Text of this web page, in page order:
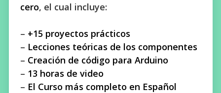
cero, el cual incluye:
– +15 proyectos prácticos
– Lecciones teóricas de los componentes
– Creación de código para Arduino
– 13 horas de video
– El Curso más completo en Español